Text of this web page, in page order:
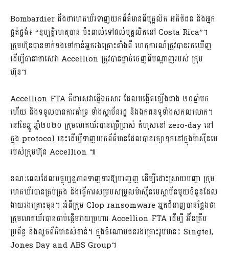
Bombardier ដឹងថា​ហេ​គ​ឃ័​រ​ទាញយក​ព័ត៌មាន​ពី​បុគ្គលិក អតិថិជន និង​អ្នក
ផ្គត់ផ្គង់៖ “ឧប្បត្តិហេតុ​បាន ប៉ះពាល់​ទៅដល់​បុគ្គលិក​នៅ Costa Rica”។
ក្រុមហ៊ុន​បាន​ទាក់ទង​ទៅកាន់​អ្នករងគ្រោះ​តាំងពី ហេតុការណ៍​ត្រូវបាន​រកឃើញ
ដើម្បី​ធានាថា​សេវា Accellion ត្រូវបាន​ផ្តាច់​ចេញពី​បណ្តាញ​របស់ ក្រុម
ហ៊ុន។
Accellion FTA គឺជា​សេវា​ផ្ញើ​ឯកសារ ដែល​បង្កើតឡើង​ជាង ២០ឆ្នាំ​មក
ហើយ និង​ទទួលបាន​ការគាំទ្រ ទាំង​ស្ថាប័នរដ្ឋ និង​ឯកជន​ទូទាំង​សកលលោក។
នៅ​ខែ​ឆ្នូ ឆ្នាំ២០២០ ក្រុម​ហេ​គ​ឃ័​រ​បាន​ប្រើប្រាស់ កំហុស​នៅ zero-day នៅ
ក្នុង protocol នេះ​ដើម្បី​ទាញយក​ព័ត៌មាន​ដែល​បាន​រក្សាទុក​នៅក្នុង​ម៉ាស៊ីន​មេ
របស់​ក្រុមហ៊ុន Accellion ៕
ខណៈពេលដែល​បច្ចុប្បន្ន​ភាព​ទាញ​ទារ​ឱ្យ​បញ្ចេញ ដើម្បី​ដោះស្រាយ​បញ្ហា ក្រុម​
ហេ​គ​ឃ័​រ​បាន​គ្រប់គ្រង និង​ធ្វើការ​សម្របសម្រួល​ម៉ាស៊ីន​មេ​ស្ថាប័ន​មួយចំនួន​ដែល​
ងាយ​រងគ្រោះ​មុន។ អំពី​ក្រុម Clop ransomware អ្នកជំនាញ​បាន​ថ្លែងថា
ក្រុម​ហេ​គ​ឃ័​រ​បានចាប់ផ្តើម​វាយប្រហារ Accellion FTA ដើម្បី អ៊ី​ន​គ្រីប​
ប្រព័ន្ធ និង​លួច​ព័ត៌មានសំខាន់។ ក្នុងចំណោម​ជនរងគ្រោះ​រួមមាន៖ Singtel,
Jones Day and ABS Group។